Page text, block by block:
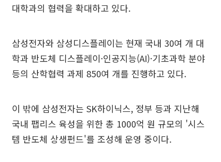
대학과의 협력을 확대하고 있다.
삼성전자와 삼성디스플레이는 현재 국내 30여 개 대
학과 반도체 디스플레이·인공지능(AI)·기초과학 분야
등의 산학협력 과제 850여 개를 진행하고 있다.
이 밖에 삼성전자는 SK하이닉스, 정부 등과 지난해
국내 팹리스 육성을 위한 총 1000억 원 규모의 '시스
템 반도체 상생펀드'를 조성해 운영 중이다.